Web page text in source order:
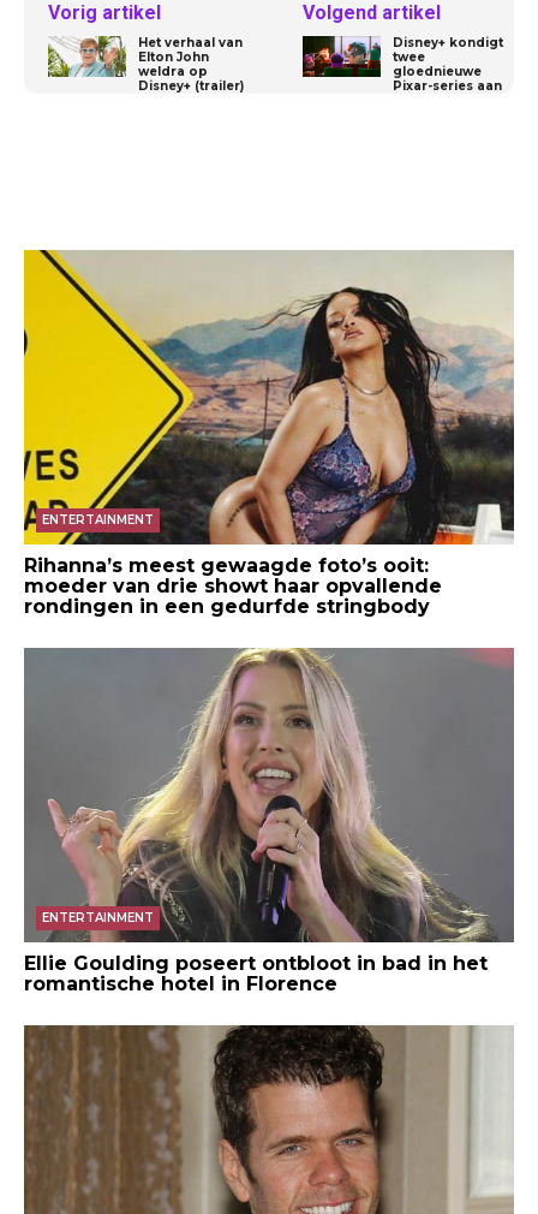
Vorig artikel
Het verhaal van
Elton John
weldra op
Disney+ (trailer)
Volgend artikel
Disney+ kondigt
twee
gloednieuwe
Pixar-series aan
ENTERTAINMENT
Rihanna’s meest gewaagde foto’s ooit:
moeder van drie showt haar opvallende
rondingen in een gedurfde stringbody
ENTERTAINMENT
Ellie Goulding poseert ontbloot in bad in het
romantische hotel in Florence